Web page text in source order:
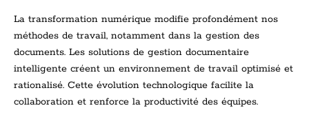
La transformation numérique modifie profondément nos
méthodes de travail, notamment dans la gestion des
documents. Les solutions de gestion documentaire
intelligente créent un environnement de travail optimisé et
rationalisé. Cette évolution technologique facilite la
collaboration et renforce la productivité des équipes.